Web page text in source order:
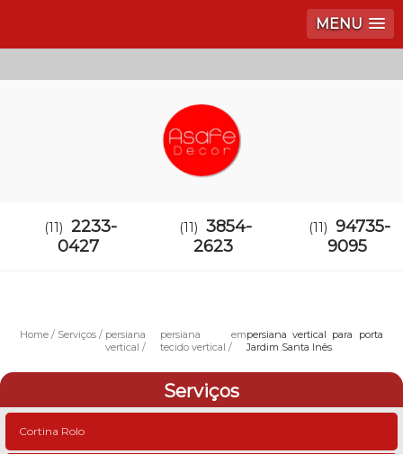
MENU
(11) 2233-
0427
(11) 3854-
2623
(11) 94735-
9095
Home Serviços
persiana
vertical
persiana em
tecido vertical
persiana vertical para porta
Jardim Santa Inês
Serviços
Cortina Rolo